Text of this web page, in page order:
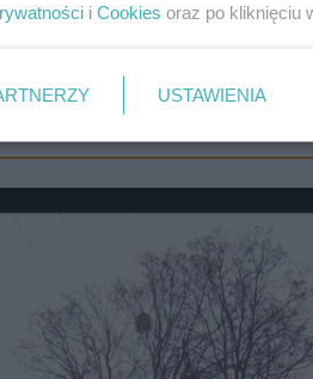
lotnisku? Wystarczy prosty
i Cookies oraz po kliknięciu
USTAWIENIA